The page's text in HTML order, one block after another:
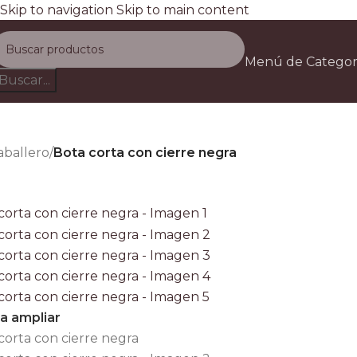
Skip to navigation Skip to main content
Envío gratis a todo el país en
Menú de
/Bota corta con cierre negra
ampliar